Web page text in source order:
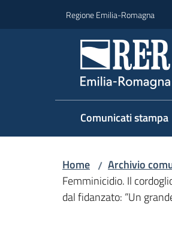
Regione Emilia-Romagna
Comunicati stampa
Home / Archivio
Femminicidio. Il
dal fidanzato: “Un